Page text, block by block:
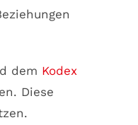
dem Kodex
Diese